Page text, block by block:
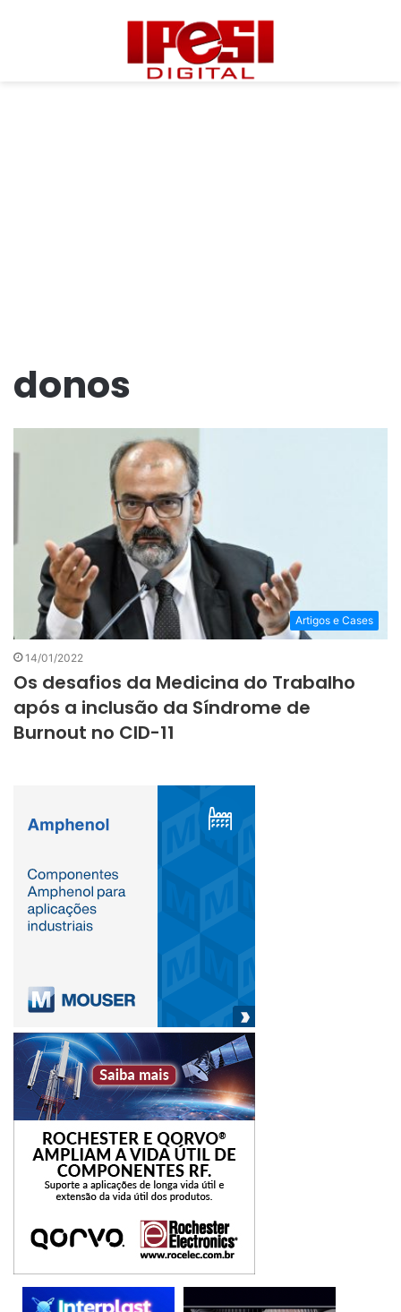
donos
Artigos e Cases
14/01/2022
Os desafios da Medicina do Trabalho
após a inclusão da Síndrome de
Burnout no CID-11